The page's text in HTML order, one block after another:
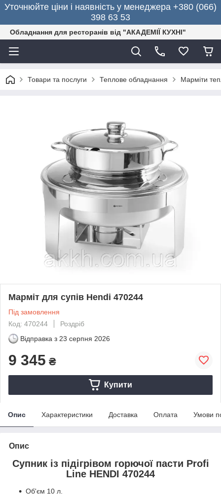
Уточнюйте ціни і наявність у менеджера +380 (066)
398 63 53
Обладнання для ресторанів від "АКАДЕМІЇ КУХНІ"
Товари та послуги Теплове обладнання Марміти
Марміт для супів Hendi 470244
Під замовлення
Код: 470244
Роздріб
Відправка з 23 серпня 2026
9 345 ₴
Купити
Опис Характеристики Доставка Оплата Умови
Опис
Супник із підігрівом горючої пасти Profi
Line HENDI 470244
Об'єм 10 л.